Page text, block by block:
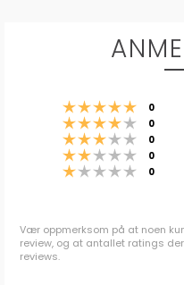
0
0
0
0
0
Vær oppmerksom på at noen
review, og at antallet ratings
reviews.